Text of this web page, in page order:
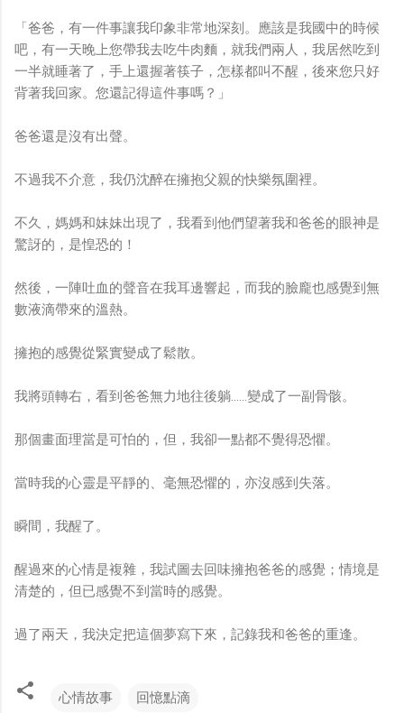
「爸爸，有一件事讓我印象非常地深刻。應該是我國中的時候
吧，有一天晚上您帶我去吃牛肉麵，就我們兩人，我居然吃到
一半就睡著了，手上還握著筷子，怎樣都叫不醒，後來您只好
背著我回家。您還記得這件事嗎？」
爸爸還是沒有出聲。
不過我不介意，我仍沈醉在擁抱父親的快樂氛圍裡。
不久，媽媽和妹妹出現了，我看到他們望著我和爸爸的眼神是
驚訝的，是惶恐的！
然後，一陣吐血的聲音在我耳邊響起，而我的臉龐也感覺到無
數液滴帶來的溫熱。
擁抱的感覺從緊實變成了鬆散。
我將頭轉右，看到爸爸無力地往後躺……變成了一副骨骸。
那個畫面理當是可怕的，但，我卻一點都不覺得恐懼。
當時我的心靈是平靜的、毫無恐懼的，亦沒感到失落。
瞬間，我醒了。
醒過來的心情是複雜，我試圖去回味擁抱爸爸的感覺；情境是
清楚的，但已感覺不到當時的感覺。
過了兩天，我決定把這個夢寫下來，記錄我和爸爸的重逢。
心情故事 回憶點滴